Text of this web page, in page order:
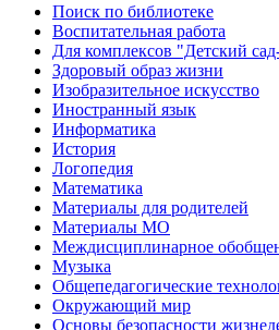
Поиск по библиотеке
Воспитательная работа
Для комплексов "Детский
Здоровый образ жизни
Изобразительное искусство
Иностранный язык
Информатика
История
Логопедия
Математика
Материалы для родителей
Материалы МО
Междисциплинарное
Музыка
Общепедагогические
Окружающий мир
Основы безопасности